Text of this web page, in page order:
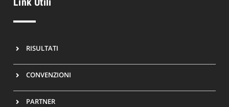
RISULTATI
CONVENZIONI
PARTNER